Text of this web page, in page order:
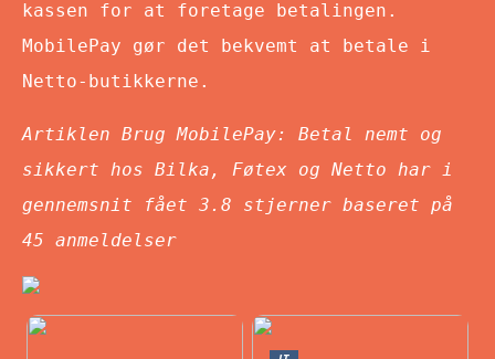
kassen for at foretage betalingen.
MobilePay gør det bekvemt at betale i
Netto-butikkerne.
Artiklen Brug MobilePay: Betal nemt og
sikkert hos Bilka, Føtex og Netto har i
gennemsnit fået 3.8 stjerner baseret på
45 anmeldelser